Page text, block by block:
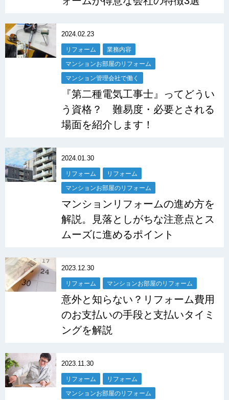
2024.02.23
リフォーム 業務内容
マンションお部屋のリフォーム
マンション管理会社で働く
『第二種電気工事士』ってどうい
う資格？ 難易度・必要とされる
場面を紹介します！
2024.01.30
リフォーム リフォーム
マンションお部屋のリフォーム
マンションリフォームの進め方を
解説。見落としがちな注意点とス
ムーズに進めるポイント
2023.12.30
リフォーム マンションお部屋のリフォーム
意外と知らない？リフォーム費用
のお支払いの手段と支払いタイミ
ングを解説
2023.11.30
リフォーム リフォーム
マンションお部屋のリフォーム